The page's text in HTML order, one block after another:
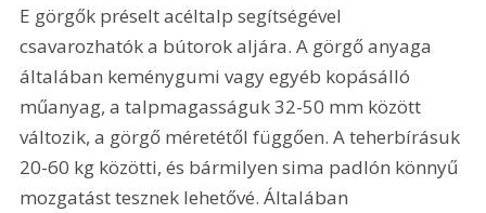
E görgők préselt acéltalp segítségével
csavarozhatók a bútorok aljára. A görgő anyaga
általában keménygumi vagy egyéb kopásálló
műanyag, a talpmagasságuk 32-50 mm között
változik, a görgő méretétől függően. A teherbírásuk
20-60 kg közötti, és bármilyen sima padlón könnyű
mozgatást tesznek lehetővé. Általában